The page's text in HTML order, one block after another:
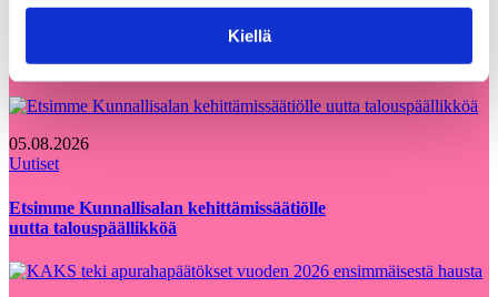
Kiellä
Voisit olla kiinnostunut myös
05.08.2026
Uutiset
Etsimme Kunnallisalan kehittämissäätiölle
uutta talouspäällikköä